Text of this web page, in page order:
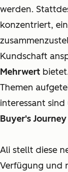
werden.
konzentriert,
Kundschaft
Mehrwert
Themen
interessant
Buyer's Journey
Ali stellt diese
Verfügung und